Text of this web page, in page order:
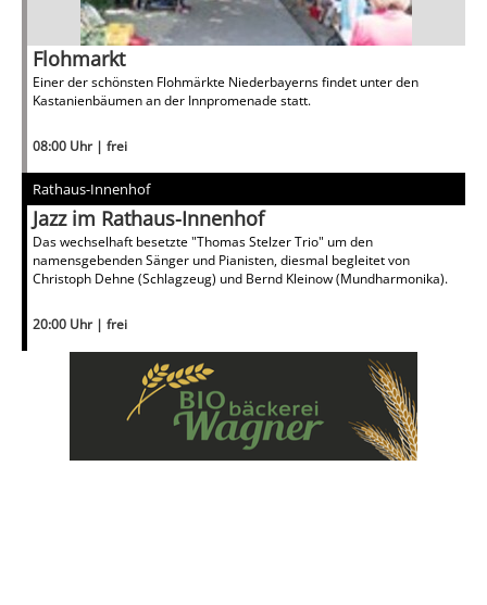
Flohmarkt
Einer der schönsten Flohmärkte Niederbayerns findet unter den
Kastanienbäumen an der Innpromenade statt.
08:00 Uhr | frei
Rathaus-Innenhof
Jazz im Rathaus-Innenhof
Das wechselhaft besetzte "Thomas Stelzer Trio" um den
namensgebenden Sänger und Pianisten, diesmal begleitet von
Christoph Dehne (Schlagzeug) und Bernd Kleinow (Mundharmonika).
20:00 Uhr | frei